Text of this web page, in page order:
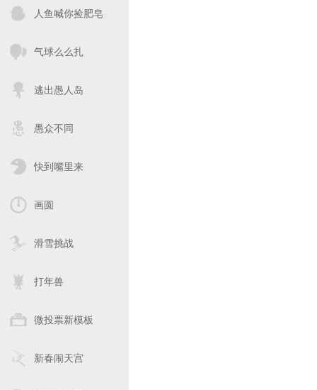
人鱼喊你捡肥皂
气球么么扎
逃出愚人岛
愚众不同
快到嘴里来
画圆
滑雪挑战
打年兽
微投票新模板
新春闹天宫